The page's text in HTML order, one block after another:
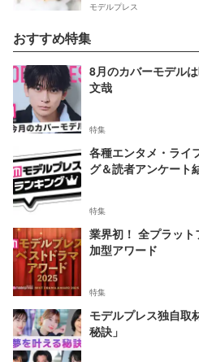
モデルプレス
おすすめ特集
8月のカバーモデル
文哉
特集
各種エンタメ・ライ
グ＆読者アンケート
特集
業界初！ 全プラッ
加型アワード
特集
モデルプレス独自取
秘訣」